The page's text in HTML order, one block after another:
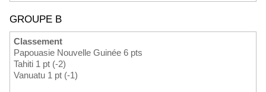
GROUPE B
Classement
Papouasie Nouvelle Guinée 6 pts
Tahiti 1 pt (-2)
Vanuatu 1 pt (-1)